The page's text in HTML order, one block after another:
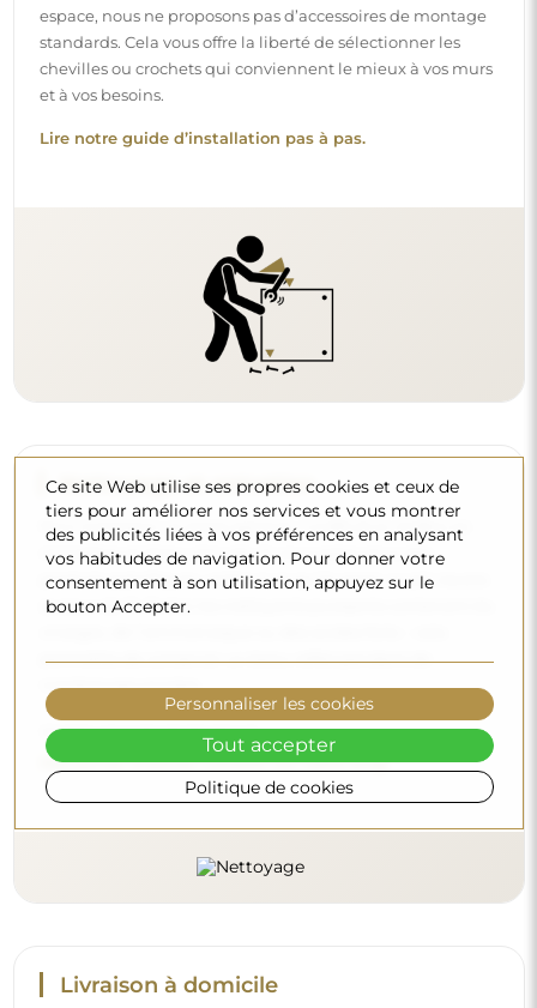
espace, nous ne proposons pas d’accessoires de montage
standards. Cela vous offre la liberté de sélectionner les
chevilles ou crochets qui conviennent le mieux à vos murs
et à vos besoins.
Lire notre guide d’installation pas à pas.
Nettoyage et entretien
Pour maintenir un éclat optimal, il suffit d’un chiffon en
microfibre et d’eau chaude. Si vous optez pour des
produits spécifiques, veillez à ce qu’ils aient un pH neutre
(autour de 7). Évitez les nettoyants puissants contenant du
permettra de conserver un beau reflet pendant de
nombreuses années.
Voulez-vous en savoir plus ?
Découvrez d’autres conseils sur notre blog.
Livraison à domicile
Ce site Web utilise ses propres cookies et ceux de
tiers pour améliorer nos services et vous montrer
des publicités liées à vos préférences en analysant
vos habitudes de navigation. Pour donner votre
consentement à son utilisation, appuyez sur le
bouton Accepter.
Politique de cookies
Personnaliser les cookies
Tout accepter